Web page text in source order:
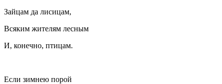
Зайцам да лисицам,
Всяким жителям лесным
И, конечно, птицам.
Если зимнею порой